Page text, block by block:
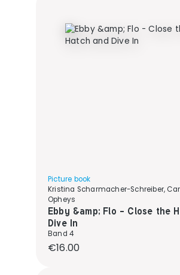
Picture book
Kristina Scharmacher-Schreiber,
Opheys
Ebby &amp; Flo - Close the
Dive In
Band 4
Regular price:
€16.00